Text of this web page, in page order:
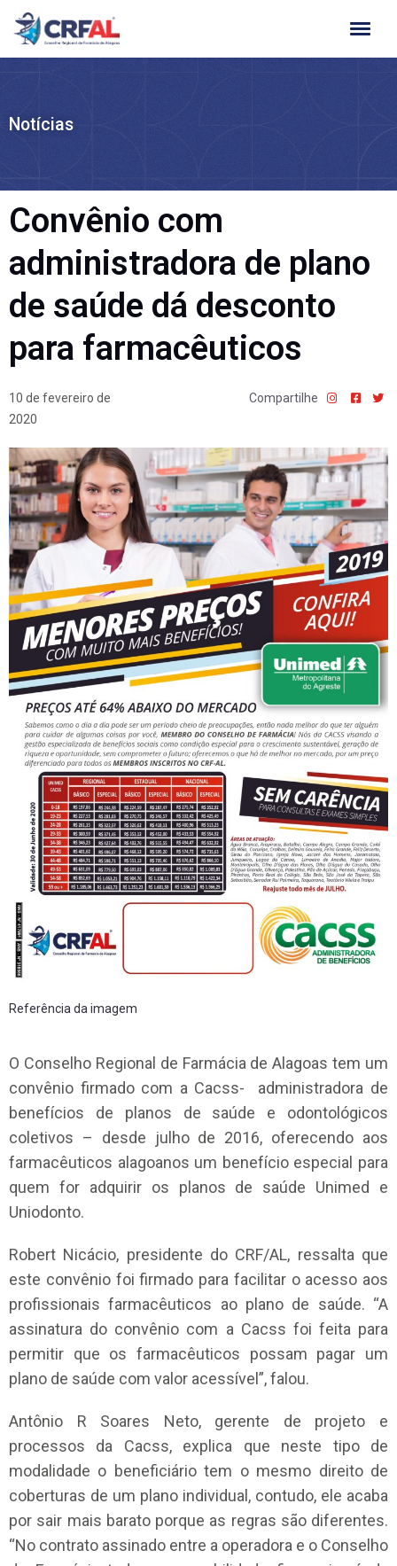
Ir
para
Notícias
Convênio com
administradora de plano
de saúde dá desconto
para farmacêuticos
10 de fevereiro de
2020
Compartilhe
Referência da imagem
O Conselho Regional de Farmácia de Alagoas tem um
convênio firmado com a Cacss- administradora de
benefícios de planos de saúde e odontológicos
coletivos – desde julho de 2016, oferecendo aos
farmacêuticos alagoanos um benefício especial para
quem for adquirir os planos de saúde Unimed e
Uniodonto.
Robert Nicácio, presidente do CRF/AL, ressalta que
este convênio foi firmado para facilitar o acesso aos
profissionais farmacêuticos ao plano de saúde. “A
assinatura do convênio com a Cacss foi feita para
permitir que os farmacêuticos possam pagar um
plano de saúde com valor acessível”, falou.
Antônio R Soares Neto, gerente de projeto e
processos da Cacss, explica que neste tipo de
modalidade o beneficiário tem o mesmo direito de
coberturas de um plano individual, contudo, ele acaba
por sair mais barato porque as regras são diferentes.
“No contrato assinado entre a operadora e o Conselho